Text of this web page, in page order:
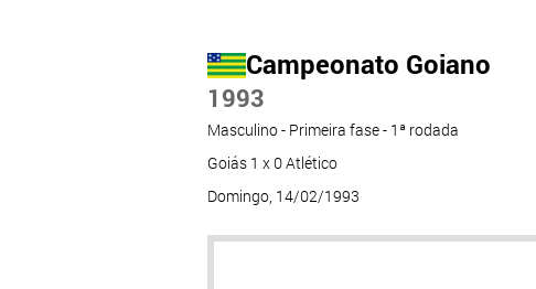
Campeonato Goiano
1993
Masculino - Primeira fase - 1ª rodada
Goiás 1 x 0 Atlético
Domingo, 14/02/1993